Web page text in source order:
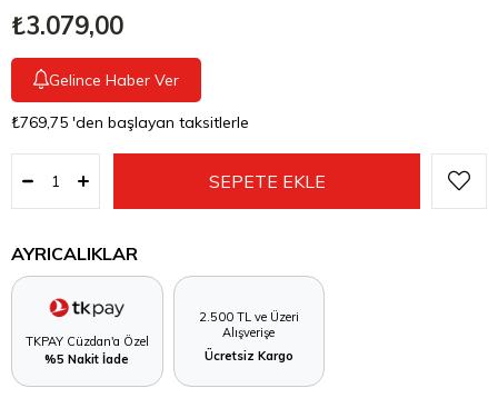
₺3.079,00
Gelince Haber Ver
₺769,75 'den başlayan taksitlerle
AYRICALIKLAR
TKPAY Cüzdan'a Özel
%5 Nakit İade
2.500 TL ve Üzeri
Alışverişe
Ücretsiz Kargo